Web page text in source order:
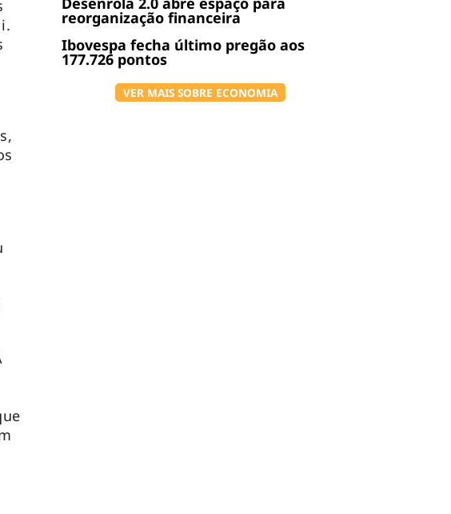
reorganização financeira
Ibovespa fecha último pregão aos
177.726 pontos
VER MAIS SOBRE ECONOMIA